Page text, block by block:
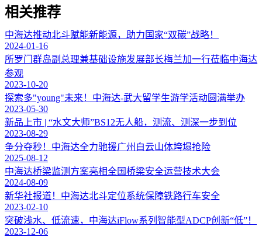
相关推荐
中海达推动北斗赋能新能源，助力国家“双碳”战略！
2024-01-16
所罗门群岛副总理兼基础设施发展部长梅兰加一行莅临中海达
参观
2023-10-20
探索多"young"未来！中海达-武大留学生游学活动圆满举办
2023-05-30
新品上市 | “水文大师”BS12无人船，测流、测深一步到位
2023-08-29
争分夺秒！中海达全力驰援广州白云山体垮塌抢险
2025-08-12
中海达桥梁监测方案亮相全国桥梁安全运营技术大会
2024-08-09
新华社报道！中海达北斗定位系统保障铁路行车安全
2023-02-10
突破浅水、低流速，中海达iFlow系列智能型ADCP创新“低”！
2023-12-06